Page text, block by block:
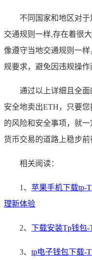
不同国家和地区对
交通规则一样,存在着很
像遵守当地交通规则一
规要求，避免因违规操作
通过以上详细且全面
安全地卖出ETH，只要
的风险和安全事项，就
货币交易的道路上稳步前
相关阅读：
1、 苹果手机下载tp-
理新体验
2、 下载安装Tp钱包-
3、 tp电子钱包下载-